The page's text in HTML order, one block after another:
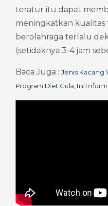
teratur itu dapat
meningkatkan
berolahraga terlalu
(setidaknya 3-4 jam
Baca Juga : Jenis Kacang
Program Diet Gula, Ini